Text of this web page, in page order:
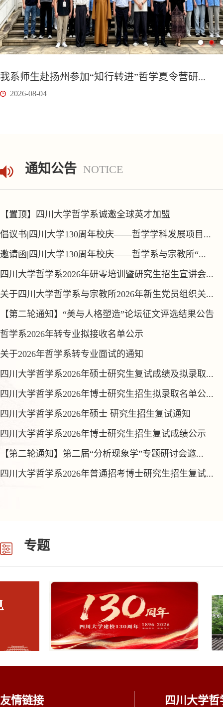
我系师生赴扬州参加“知行转进”哲学夏令营研...
2026-08-04
通知公告 NOTICE
【置顶】四川大学哲学系诚邀全球英才加盟
倡议书|四川大学130周年校庆——哲学学科发展项目...
邀请函|四川大学130周年校庆——哲学系与宗教所“...
四川大学哲学系2026年研零培训暨研究生招生宣讲会...
关于四川大学哲学系与宗教所2026年新生党员组织关...
【第二轮通知】“美与人格塑造”论坛征文评选结果公告
哲学系2026年转专业拟接收名单公示
关于2026年哲学系转专业面试的通知
四川大学哲学系2026年硕士研究生复试成绩及拟录取...
四川大学哲学系2026年博士研究生招生拟录取名单公...
四川大学哲学系2026年硕士 研究生招生复试通知
四川大学哲学系2026年博士研究生招生复试成绩公示
【第二轮通知】第二届“分析现象学”专题研讨会邀...
四川大学哲学系2026年普通招考博士研究生招生复试...
专题
友情链接 四川大学哲